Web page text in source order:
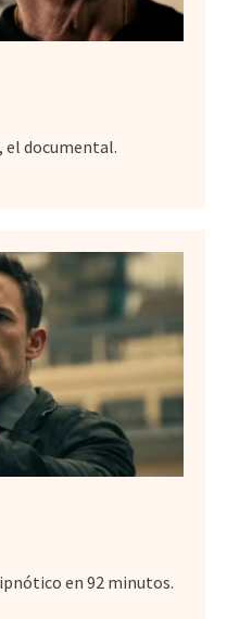
el documental.
en 92 minutos.